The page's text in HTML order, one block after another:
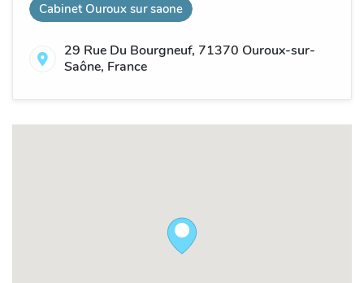
Cabinet Ouroux sur saone
29 Rue Du Bourgneuf, 71370 Ouroux-sur-
Saône, France